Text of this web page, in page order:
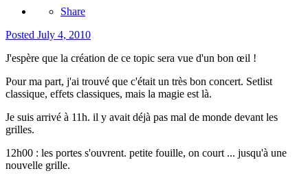
Share
Posted July 4, 2010
J'espère que la création de ce topic sera vue d'un bon œil !
Pour ma part, j'ai trouvé que c'était un très bon concert. Setlist
classique, effets classiques, mais la magie est là.
Je suis arrivé à 11h. il y avait déjà pas mal de monde devant les
grilles.
12h00 : les portes s'ouvrent. petite fouille, on court ... jusqu'à une
nouvelle grille.